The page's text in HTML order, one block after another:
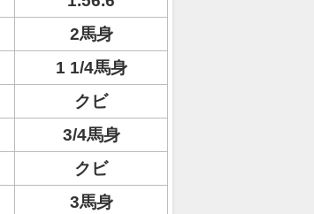
2馬身
1 1/4馬身
クビ
3/4馬身
クビ
3馬身